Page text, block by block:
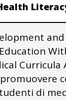
Curricula
di